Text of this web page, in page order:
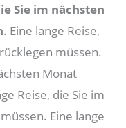
Sie im nächsten
. Eine lange Reise,
müssen.
Monat
Reise, die Sie im
Eine lange